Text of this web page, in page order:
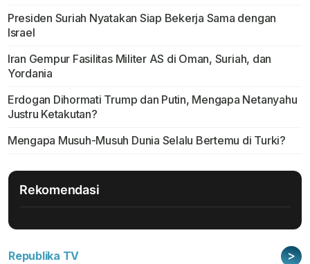
Presiden Suriah Nyatakan Siap Bekerja Sama dengan
Israel
Iran Gempur Fasilitas Militer AS di Oman, Suriah, dan
Yordania
Erdogan Dihormati Trump dan Putin, Mengapa Netanyahu
Justru Ketakutan?
Mengapa Musuh-Musuh Dunia Selalu Bertemu di Turki?
Rekomendasi
Republika TV >